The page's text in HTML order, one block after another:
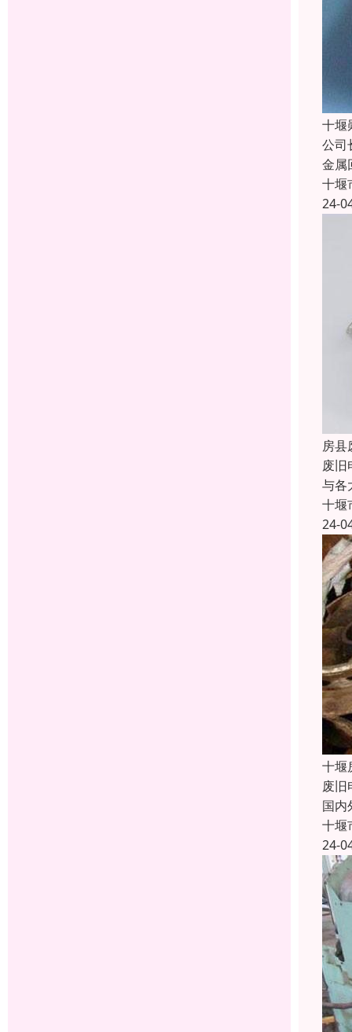
十堰
公司
金属
十堰
24-
房县
废旧
与各
十堰
24-
十堰
废旧
国内
十堰
24-